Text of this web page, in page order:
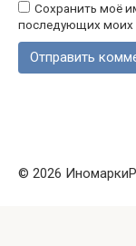
Сохранить моё
последующих моих
© 2026